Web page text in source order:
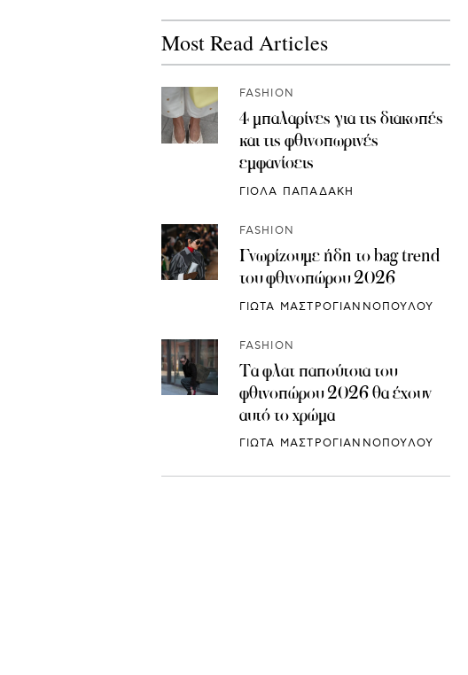
Most Read Articles
FASHION
4 μπαλαρίνες για τις διακοπές
και τις φθινοπωρινές
εμφανίσεις
ΓΙΟΛΑ ΠΑΠΑΔΑΚΗ
FASHION
Γνωρίζουμε ήδη το bag trend
του φθινοπώρου 2026
ΓΙΩΤΑ ΜΑΣΤΡΟΓΙΑΝΝΟΠΟΥΛΟΥ
FASHION
Τα φλατ παπούτσια του
φθινοπώρου 2026 θα έχουν
αυτό το χρώμα
ΓΙΩΤΑ ΜΑΣΤΡΟΓΙΑΝΝΟΠΟΥΛΟΥ